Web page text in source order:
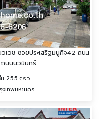
เวช ซอยประเสริฐมนูกิจ42 ถนน
ถนนนวมินทร์
25.5 ตร.ว.
งเทพมหานคร